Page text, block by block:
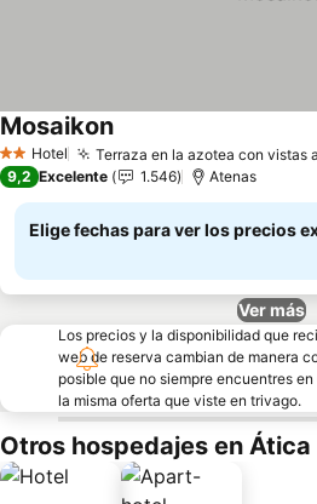
2 Estrellas
Hotel Terraza en la azotea con vistas
MosaikonVer precios
9,2 Excelente 1.546 Atenas
Elige fechas para ver los precios
Ver más
Los precios y la disponibilidad que
web de reserva cambian de manera
posible que no siempre encuentres
la misma oferta que viste en trivago.
Otros hospedajes en Ática